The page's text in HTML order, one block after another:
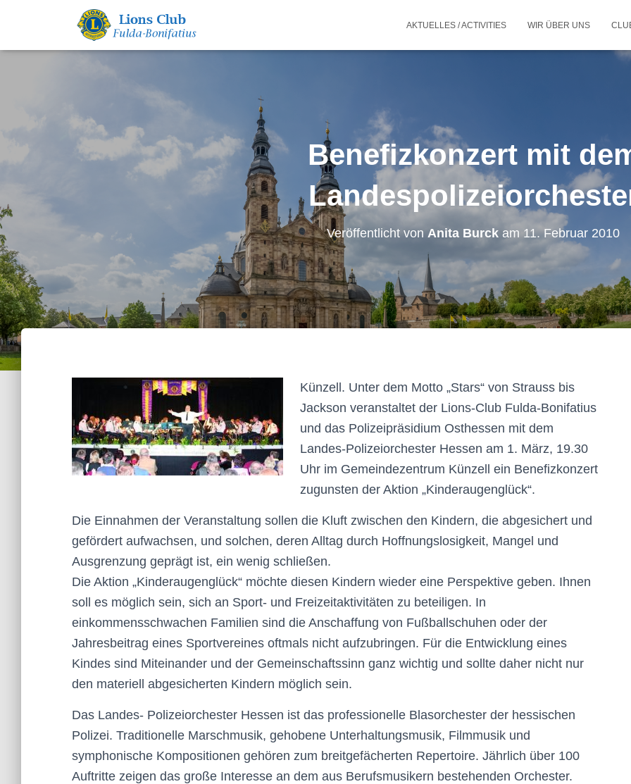
AKTUELLES / ACTIVITIES WIR ÜBER UNS
Benefizkonzert mit
Veröffentlicht vonAnita Burck am 11. Februar 2010
Künzell. Unter dem Motto „Stars“ von Strauss bis
Jackson veranstaltet der Lions-Club Fulda-Bonifatius
und das Polizeipräsidium Osthessen mit dem
Landes-Polizeiorchester Hessen am 1. März, 19.30
Uhr im Gemeindezentrum Künzell ein Benefizkonzert
zugunsten der Aktion „Kinderaugenglück“.
Die Einnahmen der Veranstaltung sollen die Kluft zwischen den Kindern, die abgesichert und
gefördert aufwachsen, und solchen, deren Alltag durch Hoffnungslosigkeit, Mangel und
Ausgrenzung geprägt ist, ein wenig schließen.
Die Aktion „Kinderaugenglück“ möchte diesen Kindern wieder eine Perspektive geben. Ihnen
soll es möglich sein, sich an Sport- und Freizeitaktivitäten zu beteiligen. In
einkommensschwachen Familien sind die Anschaffung von Fußballschuhen oder der
Jahresbeitrag eines Sportvereines oftmals nicht aufzubringen. Für die Entwicklung eines
Kindes sind Miteinander und der Gemeinschaftssinn ganz wichtig und sollte daher nicht nur
den materiell abgesicherten Kindern möglich sein.
Das Landes- Polizeiorchester Hessen ist das professionelle Blasorchester der hessischen
Polizei. Traditionelle Marschmusik, gehobene Unterhaltungsmusik, Filmmusik und
symphonische Kompositionen gehören zum breitgefächerten Repertoire. Jährlich über 100
Auftritte zeigen das große Interesse an dem aus Berufsmusikern bestehenden Orchester.